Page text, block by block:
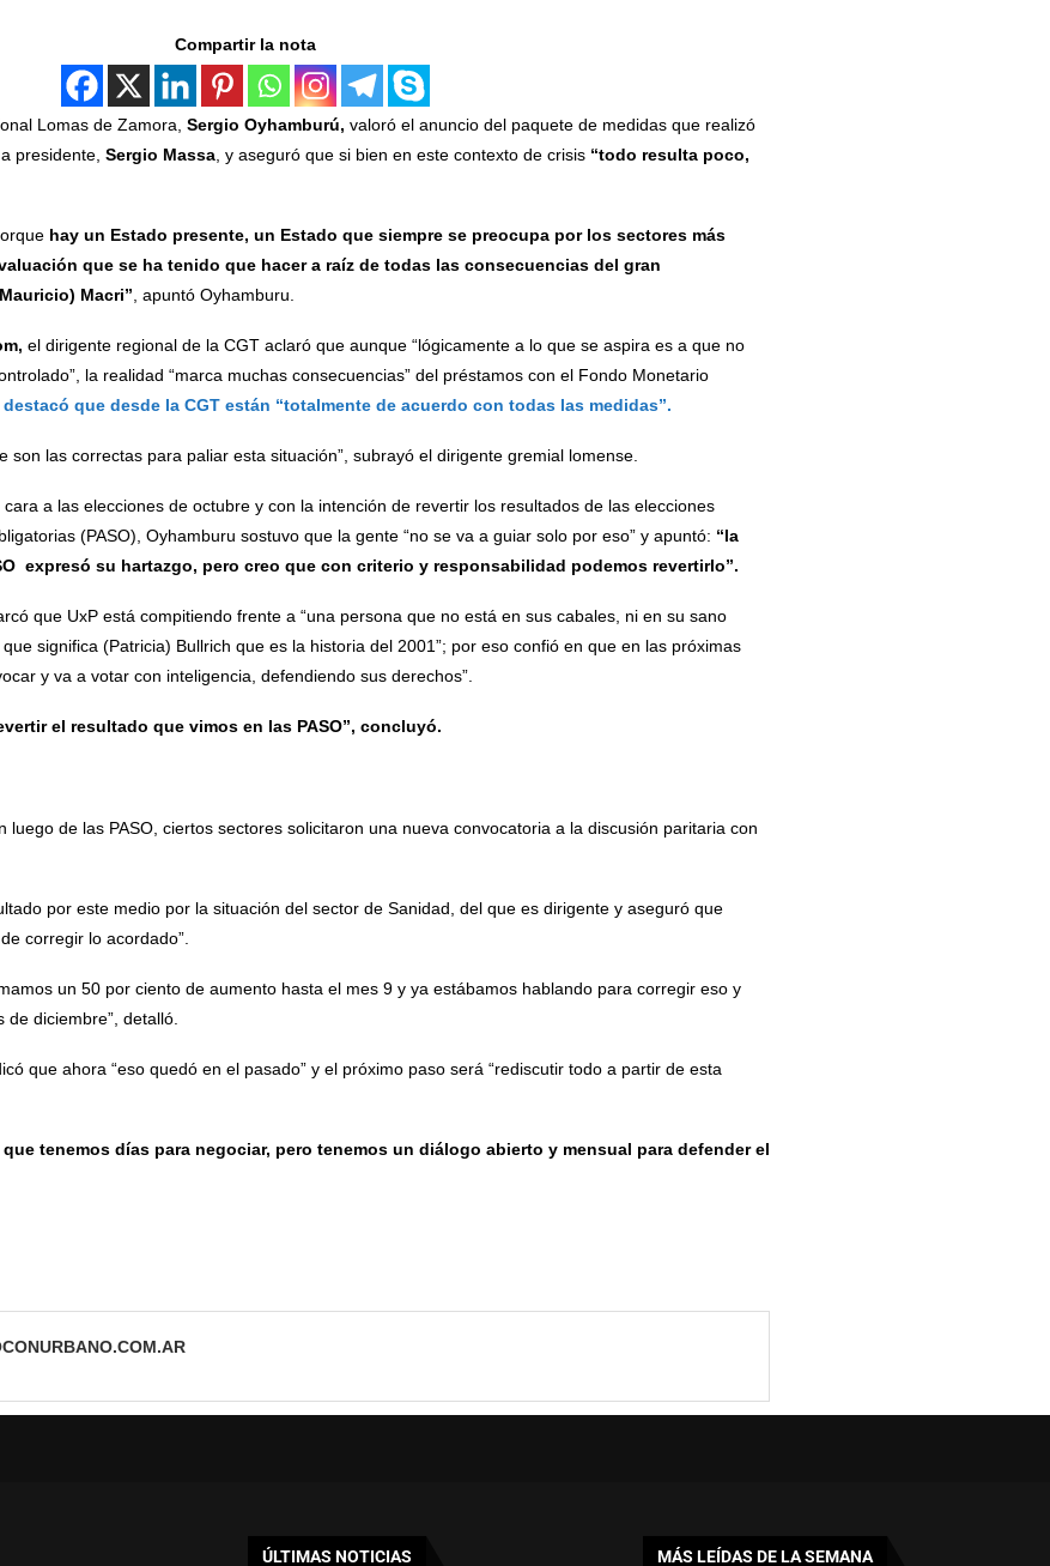
Compartir la nota
Lomas de Zamora, Sergio Oyhamburú, valoró el anuncio del paquete de medidas que realizó
presidente, Sergio Massa, y aseguró que si bien en este contexto de crisis “todo resulta poco,
hay un Estado presente, un Estado que siempre se preocupa por los sectores más
que se ha tenido que hacer a raíz de todas las consecuencias del gran
Macri” , apuntó Oyhamburu.
el dirigente regional de la CGT aclaró que aunque “lógicamente a lo que se aspira es a que no
la realidad “marca muchas consecuencias” del préstamos con el Fondo Monetario
que desde la CGT están “totalmente de acuerdo con todas las medidas”.
son las correctas para paliar esta situación”, subrayó el dirigente gremial lomense.
a las elecciones de octubre y con la intención de revertir los resultados de las elecciones
(PASO), Oyhamburu sostuvo que la gente “no se va a guiar solo por eso” y apuntó: “la
expresó su hartazgo, pero creo que con criterio y responsabilidad podemos revertirlo”.
que UxP está compitiendo frente a “una persona que no está en sus cabales, ni en su sano
significa (Patricia) Bullrich que es la historia del 2001”; por eso confió en que en las próximas
y va a votar con inteligencia, defendiendo sus derechos”.
el resultado que vimos en las PASO”, concluyó.
luego de las PASO, ciertos sectores solicitaron una nueva convocatoria a la discusión paritaria con
por este medio por la situación del sector de Sanidad, del que es dirigente y aseguró que
corregir lo acordado”.
un 50 por ciento de aumento hasta el mes 9 y ya estábamos hablando para corregir eso y
diciembre”, detalló.
que ahora “eso quedó en el pasado” y el próximo paso será “rediscutir todo a partir de esta
tenemos días para negociar, pero tenemos un diálogo abierto y mensual para defender el
ÚLTIMAS NOTICIAS MÁS LEÍDAS DE LA SEMANA